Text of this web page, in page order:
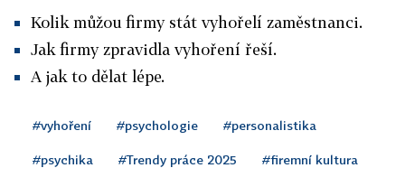
Kolik můžou firmy stát vyhořelí zaměstnanci.
Jak firmy zpravidla vyhoření řeší.
A jak to dělat lépe.
#vyhoření #psychologie #personalistika
#psychika #Trendy práce 2025 #firemní kultura